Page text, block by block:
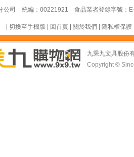
公司 統編：00221921 食品業者登錄字號
切換至手機版 回首頁| 關於我們 隱私權保護
九乘九文具股份
Copyright ©